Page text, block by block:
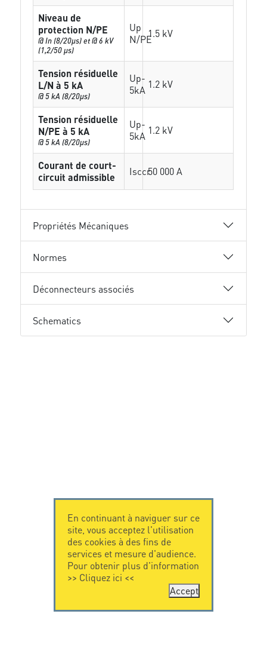
Niveau de
protection N/PE
@ In (8/20µs) et @ 6 kV
(1,2/50 µs)
Up
N/PE1.5 kV
Tension résiduelle
L/N à 5 kA
@ 5 kA (8/20µs)
Up-
5kA 1.2 kV
Tension résiduelle
N/PE à 5 kA
@ 5 kA (8/20µs)
Up-
5kA 1.2 kV
Courant de court-
circuit admissible
Isccr50 000 A
Propriétés Mécaniques
Normes
Déconnecteurs associés
Schematics
En continuant à naviguer sur ce
site, vous acceptez l'utilisation
des cookies à des fins de
services et mesure d'audience.
Pour obtenir plus d'information
>> Cliquez ici <<
Accept